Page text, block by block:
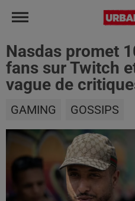
Nasdas promet
fans sur Twitch
vague de
GAMING GOSSIPS